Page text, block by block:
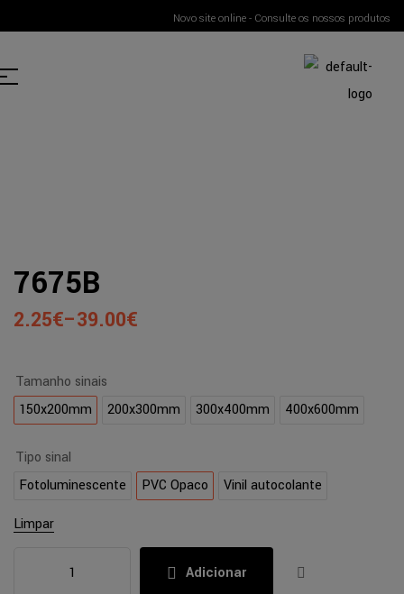
Novo site online - Consulte os nossos produtos
7675B
2.25€–39.00€
Tamanho sinais
150x200mm
200x300mm 300x400mm 400x600mm
Tipo sinal
Fotoluminescente
PVC Opaco Vinil autocolante
Limpar
Adicionar